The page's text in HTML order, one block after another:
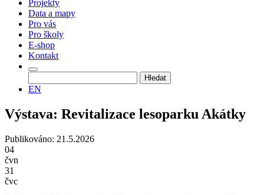
Projekty
Data a mapy
Pro vás
Pro školy
E-shop
Kontakt
EN
Výstava: Revitalizace lesoparku Akátky
Publikováno: 21.5.2026
04
čvn
31
čvc